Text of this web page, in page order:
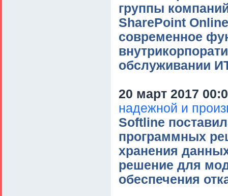
группы
SharePoint
современное
обслуживании
20 март 2017
надежной и
Softline
программных
хранения
решение для
обеспечения